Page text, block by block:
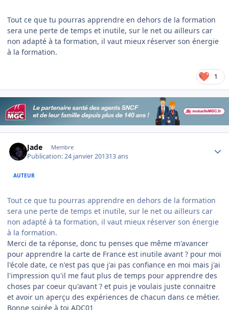
Tout ce que tu pourras apprendre en dehors de la formation
sera une perte de temps et inutile, sur le net ou ailleurs car
non adapté à ta formation, il vaut mieux réserver son énergie
à la formation.
1
Jade Membre
Publication:24 janvier 201313 ans
AUTEUR
Tout ce que tu pourras apprendre en dehors de la formation
sera une perte de temps et inutile, sur le net ou ailleurs car
non adapté à ta formation, il vaut mieux réserver son énergie
à la formation.
Merci de ta réponse, donc tu penses que même m'avancer
pour apprendre la carte de France est inutile avant ? pour moi
l'école date, ce n'est pas que j'ai pas confiance en moi mais j'ai
l'impression qu'il me faut plus de temps pour apprendre des
choses par coeur qu'avant ? et puis je voulais juste connaitre
et avoir un aperçu des expériences de chacun dans ce métier.
Bonne soirée à toi ADC01